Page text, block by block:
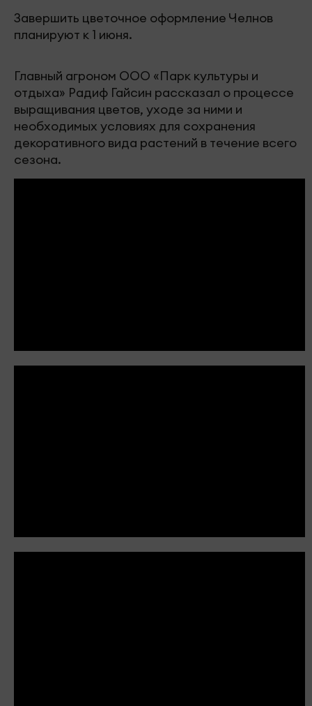
Завершить цветочное оформление Челнов
планируют к 1 июня.
Главный агроном ООО «Парк культуры и
отдыха» Радиф Гайсин рассказал о процессе
выращивания цветов, уходе за ними и
необходимых условиях для сохранения
декоративного вида растений в течение всего
сезона.